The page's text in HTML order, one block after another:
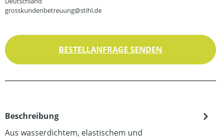
grosskundenbetreuung@stihl.de
BESTELLANFRAGE SENDEN
Beschreibung
Aus wasserdichtem, elastischem und